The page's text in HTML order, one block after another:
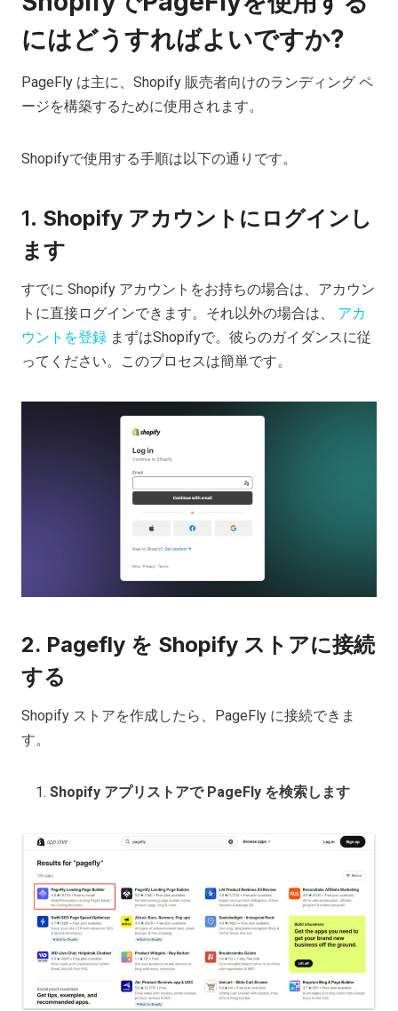
にはどうすればよいですか?
PageFly は主に、Shopify 販売者向けのランディング ペ
ージを構築するために使用されます。
Shopifyで使用する手順は以下の通りです。
1. Shopify アカウントにログインし
ます
すでに Shopify アカウントをお持ちの場合は、アカウン
トに直接ログインできます。それ以外の場合は、 アカ
ウントを登録 まずはShopifyで。彼らのガイダンスに従
ってください。このプロセスは簡単です。
2. Pagefly を Shopify ストアに接続
する
Shopify ストアを作成したら、PageFly に接続できま
す。
Shopify アプリストアで PageFly を検索します